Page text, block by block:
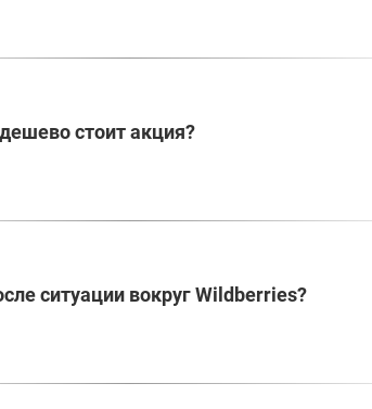
стоит акция?
ситуации вокруг Wildberries?